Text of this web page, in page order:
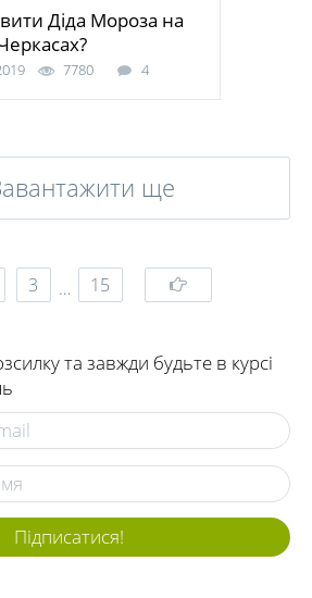
Діда Мороза на
7780 4
ще
3 … 15
та завжди будьте в курсі
Підписатися!